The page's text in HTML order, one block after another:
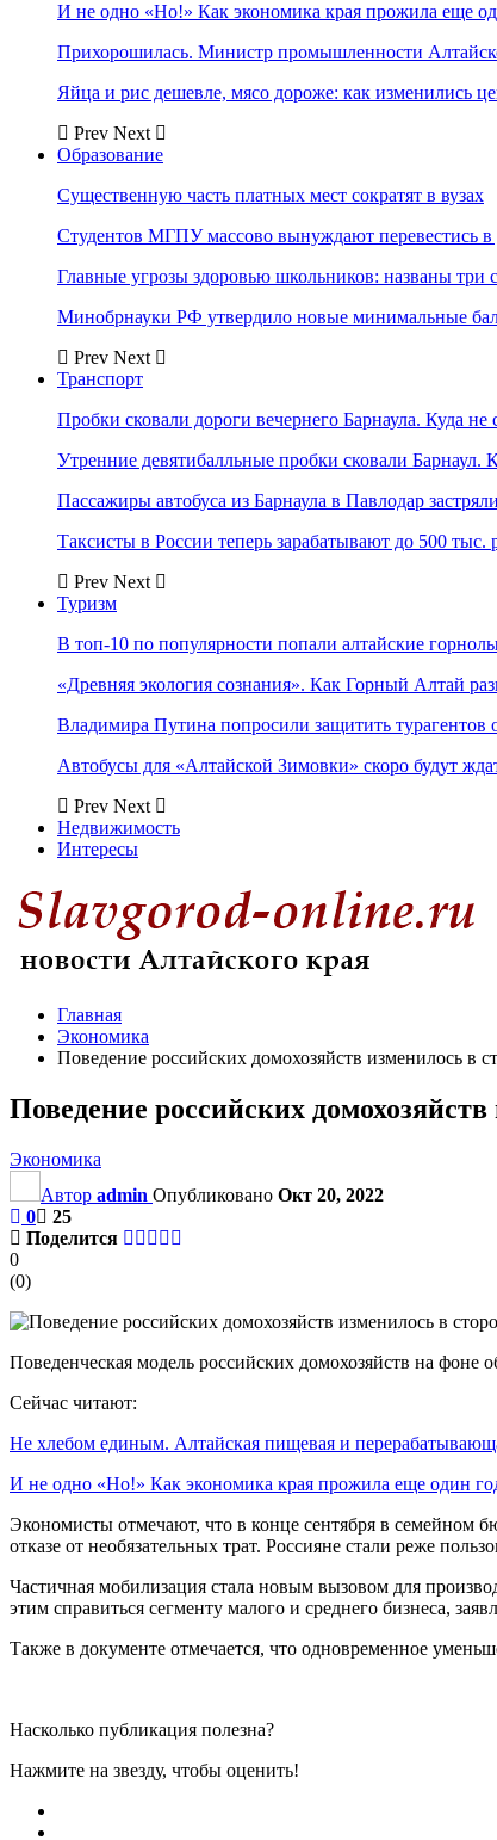
И не одно «Но!» Как экономика края прожила еще
Прихорошилась. Министр промышленности
Яйца и рис дешевле, мясо дороже: как изменились
Prev Next
Образование
Существенную часть платных мест сократят в вузах
Студентов МГПУ массово вынуждают перевестись
Главные угрозы здоровью школьников: названы три
Минобрнауки РФ утвердило новые минимальные
Prev Next
Транспорт
Пробки сковали дороги вечернего Барнаула. Куда не
Утренние девятибалльные пробки сковали Барнаул.
Пассажиры автобуса из Барнаула в Павлодар
Таксисты в России теперь зарабатывают до 500 тыс.
Prev Next
Туризм
В топ-10 по популярности попали алтайские
«Древняя экология сознания». Как Горный Алтай
Владимира Путина попросили защитить турагентов
Автобусы для «Алтайской Зимовки» скоро будут
Prev Next
Недвижимость
Интересы
Главная
Экономика
Поведение российских домохозяйств изменилось в
Поведение российских
Экономика
Автор admin Опубликовано Окт 20, 2022
0
25
Поделится
0
(0)
Поведенческая модель российских домохозяйств на
Сейчас читают:
Не хлебом единым. Алтайская пищевая и
И не одно «Но!» Как экономика края прожила еще один
Экономисты отмечают, что в конце сентября в семейном
отказе от необязательных трат. Россияне стали реже
Частичная мобилизация стала новым вызовом для
этим справиться сегменту малого и среднего бизнеса,
Также в документе отмечается, что одновременное
Насколько публикация полезна?
Нажмите на звезду, чтобы оценить!